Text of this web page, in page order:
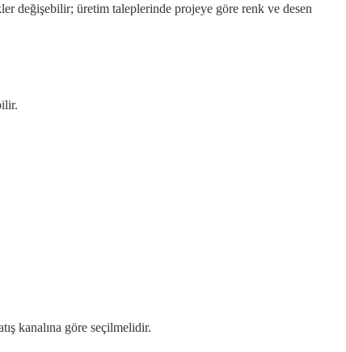
değişebilir; üretim taleplerinde projeye göre renk ve desen
kanalına göre seçilmelidir.